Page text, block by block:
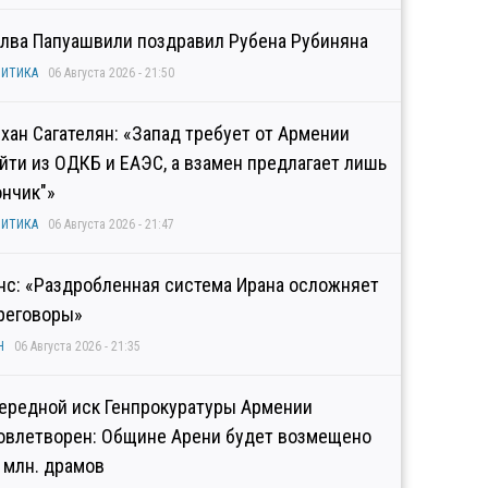
Папуашвили поздравил Рубена Рубиняна
06 Августа 2026 - 21:50
Сагателян: «Запад требует от Армении
из ОДКБ и ЕАЭС, а взамен предлагает лишь
06 Августа 2026 - 21:47
«Раздробленная система Ирана осложняет
06 Августа 2026 - 21:35
иск Генпрокуратуры Армении
Общине Арени будет возмещено
млн. драмов